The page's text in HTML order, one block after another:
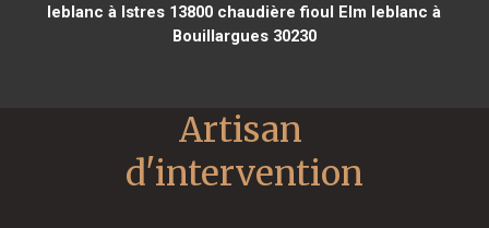
leblanc à Istres 13800 chaudière fioul Elm leblanc à
Bouillargues 30230
Artisan
d'intervention